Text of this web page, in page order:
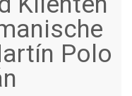
Polo